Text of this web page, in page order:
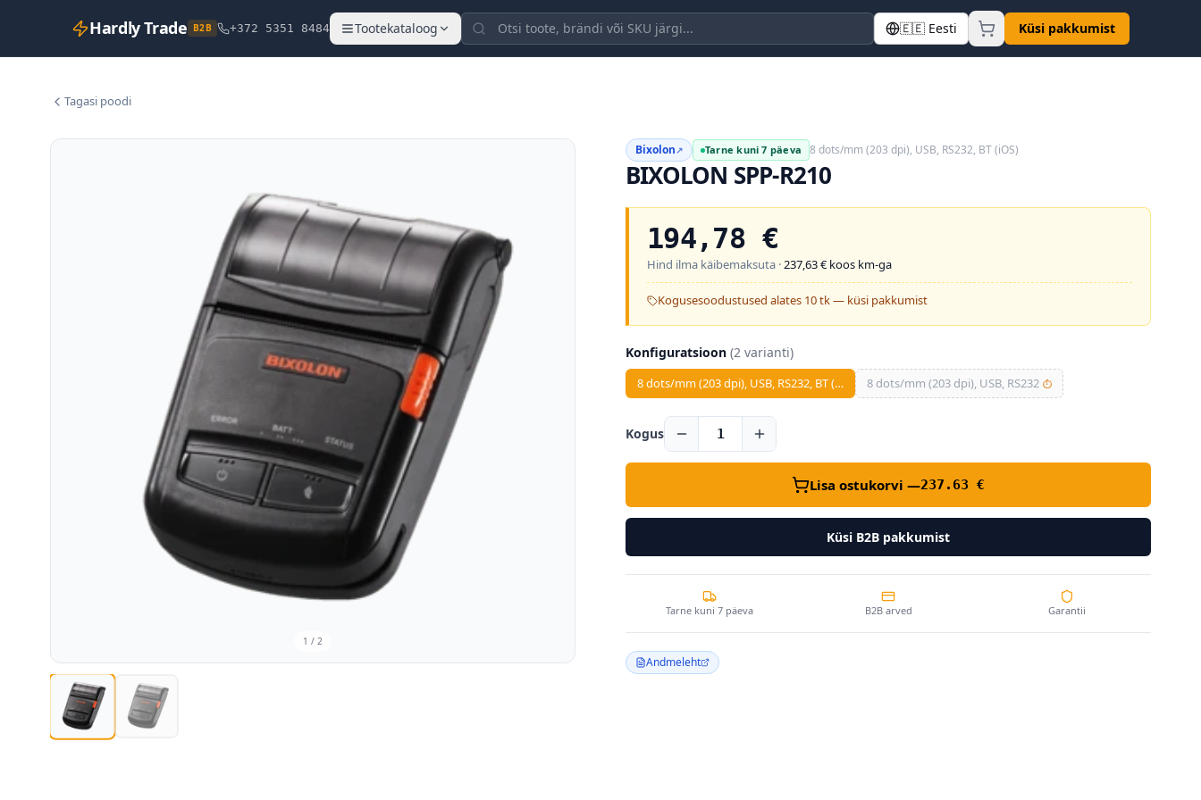
Hardly Trade B2B +372 5351 8484 Tootekataloog 🇪🇪 Eesti Küsi pakkumist
Tagasi poodi
1 / 2
Bixolon↗ Tarne kuni 7 päeva 8 dots/mm (203 dpi), USB, RS232, BT (iOS)
BIXOLON SPP-R210
194,78 €
Hind ilma käibemaksuta ·237,63€ koos km-ga
Kogusesoodustused alates 10 tk — küsi pakkumist
Konfiguratsioon (2 varianti)
8 dots/mm (203 dpi), USB, RS232, BT (… 8 dots/mm (203 dpi), USB, RS232 ⏱
Kogus 1
Lisa ostukorvi —237.63 €
Küsi B2B pakkumist
Tarne kuni 7 päeva B2B arved Garantii
Andmeleht